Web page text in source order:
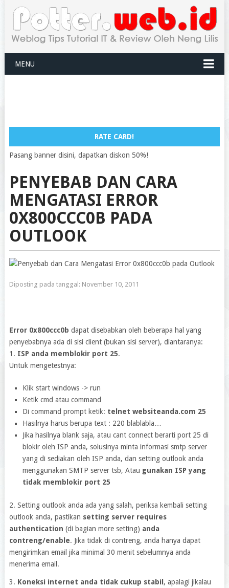
MENU
RATE CARD!
Pasang banner disini, dapatkan diskon 50%!
PENYEBAB DAN CARA
MENGATASI ERROR
0X800CCC0B PADA
OUTLOOK
Diposting pada tanggal: November 10, 2011
Error 0x800ccc0b dapat disebabkan oleh beberapa hal yang
penyebabnya ada di sisi client (bukan sisi server), diantaranya:
1. ISP anda memblokir port 25.
Untuk mengetestnya:
Klik start windows -> run
Ketik cmd atau command
Di command prompt ketik: telnet websiteanda.com 25
Hasilnya harus berupa text : 220 blablabla…
Jika hasilnya blank saja, atau cant connect berarti port 25 di
blokir oleh ISP anda, solusinya minta informasi smtp server
yang di sediakan oleh ISP anda, dan setting outlook anda
menggunakan SMTP server tsb, Atau gunakan ISP yang
tidak memblokir port 25
2. Setting outlook anda ada yang salah, periksa kembali setting
outlook anda, pastikan setting server requires
authentication (di bagian more setting) anda
contreng/enable. Jika tidak di contreng, anda hanya dapat
mengirimkan email jika minimal 30 menit sebelumnya anda
menerima email.
3. Koneksi internet anda tidak cukup stabil , apalagi jikalau